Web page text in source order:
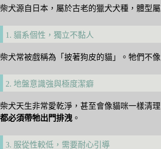
柴犬源自日本，屬於古老的獵犬犬種，體型
1. 貓系個性，獨立不黏人
柴犬常被戲稱為「披著狗皮的貓」。牠們不
2. 地盤意識強與極度潔癖
柴犬天生非常愛乾淨，甚至會像貓咪一樣清
都必須帶牠出門排洩 。
3. 服從性較低，需要耐心引導